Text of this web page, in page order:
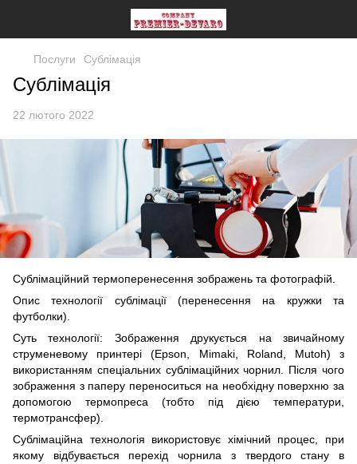
Послуги Сублімація
Сублімація
22 лютого 2022
Сублімаційний термоперенесення зображень та фотографій.
Опис технології сублімації (перенесення на кружки та
футболки).
Суть технології: Зображення друкується на звичайному
струменевому принтері (Epson, Mimaki, Roland, Mutoh) з
використанням спеціальних сублімаційних чорнил. Після чого
зображення з паперу переноситься на необхідну поверхню за
допомогою термопреса (тобто під дією температури,
термотрансфер).
Сублімаційна технологія використовує хімічний процес, при
якому відбувається перехід чорнила з твердого стану в